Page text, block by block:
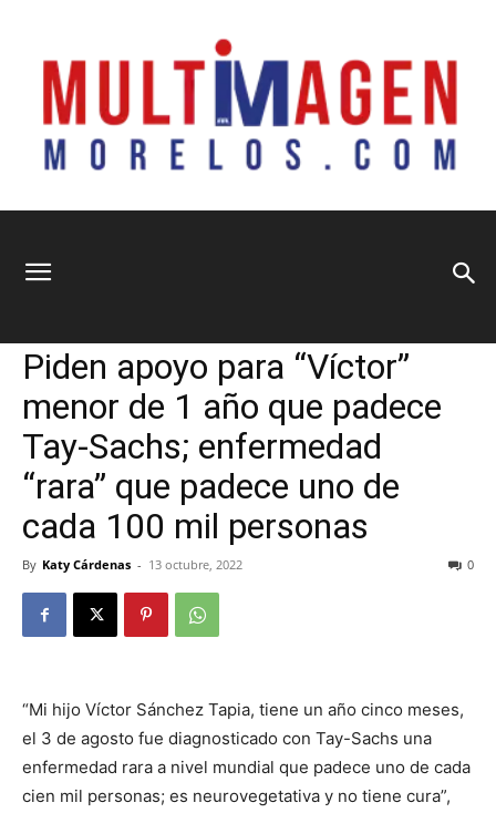
Morelos
Piden apoyo para “Víctor”
menor de 1 año que padece
Tay-Sachs; enfermedad
“rara” que padece uno de
cada 100 mil personas
By Katy Cárdenas - 13 octubre, 2022 0
“Mi hijo Víctor Sánchez Tapia, tiene un año cinco meses,
el 3 de agosto fue diagnosticado con Tay-Sachs una
enfermedad rara a nivel mundial que padece uno de cada
cien mil personas; es neurovegetativa y no tiene cura”,